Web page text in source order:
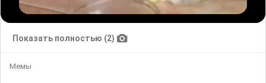
Показать полностью (2)
Мемы